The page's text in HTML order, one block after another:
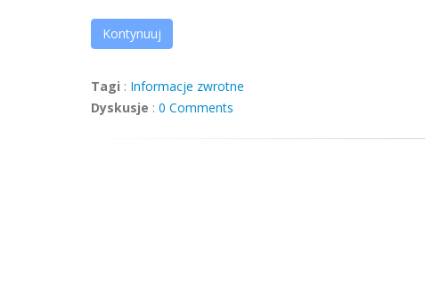
Kontynuuj
Tagi : Informacje zwrotne
Dyskusje : 0 Comments